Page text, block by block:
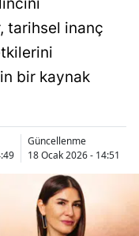
tarihsel inanç
bir kaynak
Güncellenme
18 Ocak 2026 - 14:51